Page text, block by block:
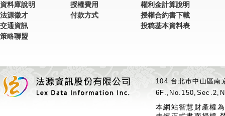
資料庫說明
法源徵才
交通資訊
策略聯盟
授權費用
付款方式
權利金計算說明
授權合約書下載
投稿基本資料表
104 台北市中山區
本網站智慧財產權